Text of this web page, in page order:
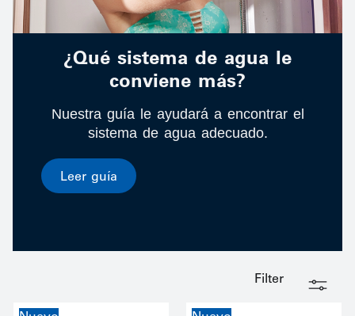
¿Qué sistema de agua le
conviene más?
Nuestra guía le ayudará a encontrar el
sistema de agua adecuado.
Leer guía
Filter